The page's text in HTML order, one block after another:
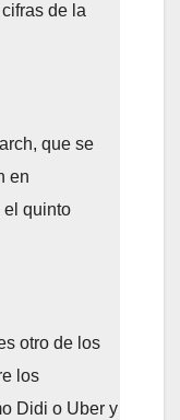
de la
que se
en
el quinto
otro de los
los
Didi o Uber y